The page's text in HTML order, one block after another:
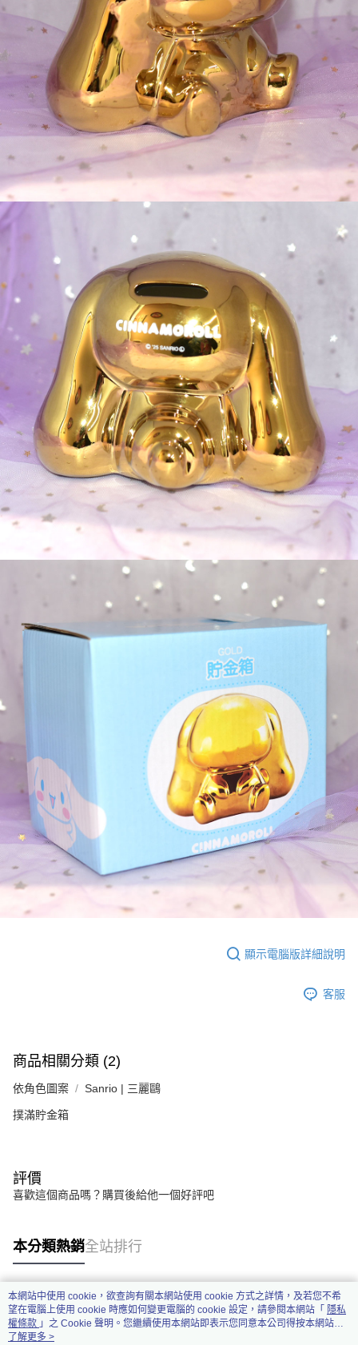
顯示電腦版詳細說明
客服
商品相關分類 (2)
依角色圖案 Sanrio | 三麗鷗
撲滿貯金箱
評價
喜歡這個商品嗎？購買後給他一個好評吧
本分類熱銷全站排行
熱門標籤
本網站中使用 cookie，欲查詢有關本網站使用 cookie 方式之詳情，及若您不希
望在電腦上使用 cookie 時應如何變更電腦的 cookie 設定，請參閱本網站「 隱私
權條款 」之 Cookie 聲明。您繼續使用本網站即表示您同意本公司得按本網站使
用條款之 Cookie 聲明使用 cookie。
了解更多 >